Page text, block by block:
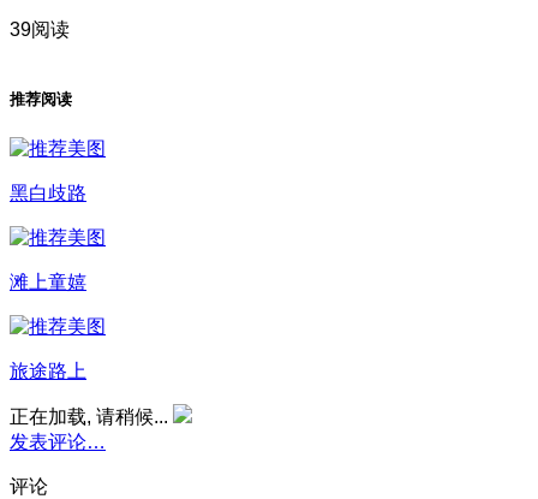
39阅读
推荐阅读
黑白歧路
滩上童嬉
旅途路上
正在加载, 请稍候...
发表评论…
评论